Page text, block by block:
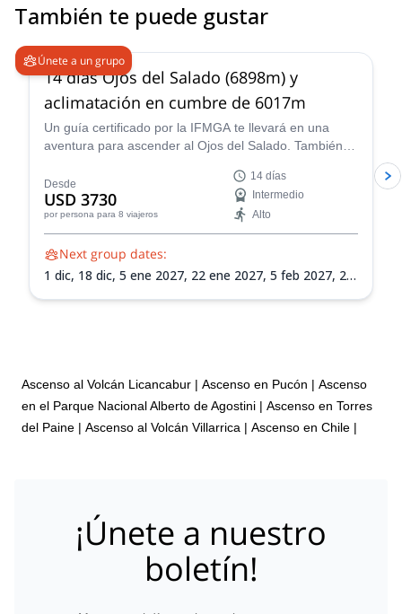
También te puede gustar
Únete a un grupo
14 días Ojos del Salado (6898m) y
aclimatación en cumbre de 6017m
Un guía certificado por la IFMGA te llevará en una
aventura para ascender al Ojos del Salado. También
San Francisco para aclimatación.
Desde
USD 3730
por persona para 8 viajeros
14 días
Intermedio
Alto
Next group dates:
1 dic, 18 dic, 5 ene 2027, 22 ene 2027, 5 feb 2027, 21
Ascenso al Volcán Licancabur | Ascenso en Pucón | Ascenso
en el Parque Nacional Alberto de Agostini | Ascenso en Torres
del Paine | Ascenso al Volcán Villarrica | Ascenso en Chile |
¡Únete a nuestro
boletín!